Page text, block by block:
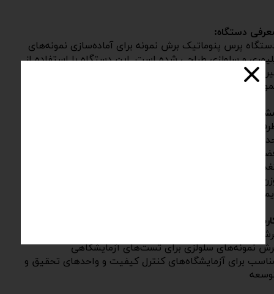
دستگاه:
پرس پنوماتیک برش نمونه برای آماده‌سازی نمونه‌های
و سلولزی طراحی شده است. این دستگاه با استفاده از
پنوماتیک و مکانیزم ایمن، امکان برش دقیق و یکنواخت
را فراهم می‌کند.
فنی:
اعمال نیرو: ۳ تن
ضخامت نمونه: ۵ میلی‌متر
مفید برش: ۳۰۰ × ۱۸۰ میلی‌متر
برق تکفاز ۲۲۰ ولت، ۱ آمپر، فشار هوای فشرده ۶ بار
کلی دستگاه: حدود ۳۵ کیلوگرم
دارای دو شستی جهت جلوگیری از خطر برای کاربر
و آماده‌سازی نمونه‌های پلیمری
نمونه‌های سلولزی برای تست‌های آزمایشگاهی
برای آزمایشگاه‌های کنترل کیفیت و واحدهای تحقیق و